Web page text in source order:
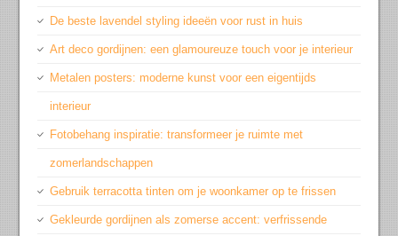
De beste lavendel styling ideeën voor rust in huis
Art deco gordijnen: een glamoureuze touch voor je interieur
Metalen posters: moderne kunst voor een eigentijds
interieur
Fotobehang inspiratie: transformeer je ruimte met
zomerlandschappen
Gebruik terracotta tinten om je woonkamer op te frissen
Gekleurde gordijnen als zomerse accent: verfrissende